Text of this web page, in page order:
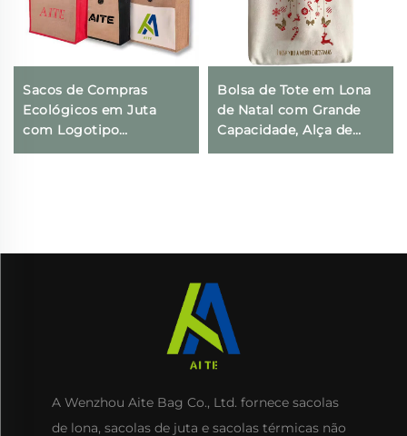
Sacos de Compras
Ecológicos em Juta
com Logotipo
Personalizado, Sacos
Bolsa de Tote em Lona
de Natal com Grande
Capacidade, Alça de
Cordão com Fita,
A Wenzhou Aite Bag Co., Ltd. fornece sacolas
de lona, sacolas de juta e sacolas térmicas não